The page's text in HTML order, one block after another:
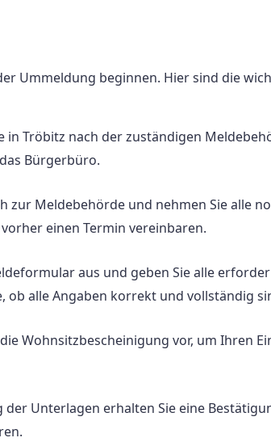
Ummeldung beginnen. Hier sind die
in Tröbitz nach der zuständigen
Bürgerbüro.
zur Meldebehörde und nehmen Sie alle
einen Termin vereinbaren.
aus und geben Sie alle
ob alle Angaben korrekt und vollständig
Wohnsitzbescheinigung vor, um Ihren
Unterlagen erhalten Sie eine